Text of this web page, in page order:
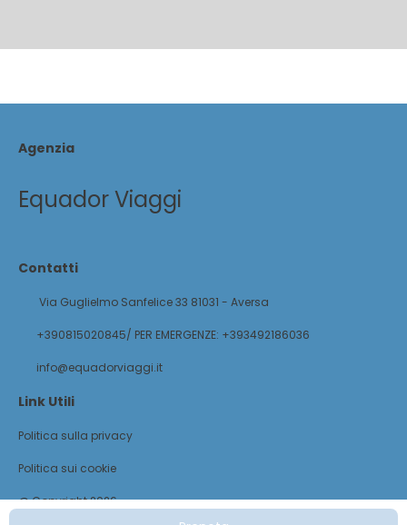
Agenzia
Equador Viaggi
Contatti
Via Guglielmo Sanfelice 33 81031 - Aversa
+390815020845/ PER EMERGENZE: +393492186036
info@equadorviaggi.it
Link Utili
Politica sulla privacy
Politica sui cookie
@ Copyright 2026